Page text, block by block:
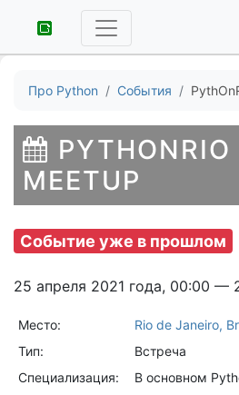
Про Python События
PYTHONRIO
MEETUP
Событие уже в прошлом
25 апреля 2021 года, 00:00 —
Место:
Rio de Janeiro,
Тип:
Встреча
Специализация:
В основном